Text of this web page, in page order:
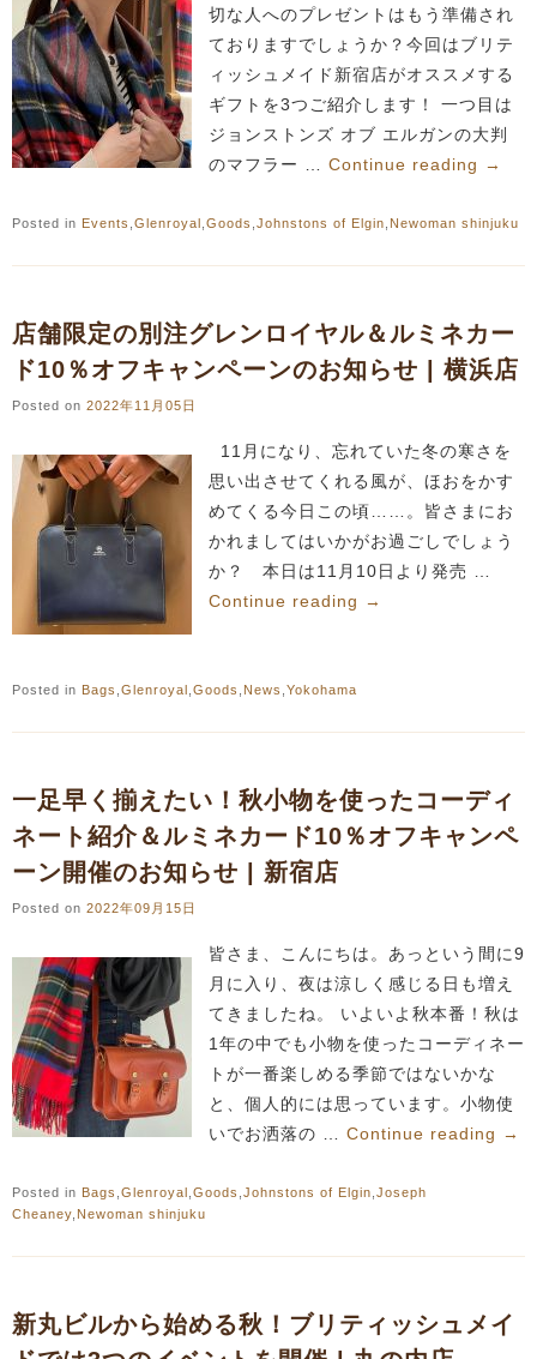
切な人へのプレゼントはもう準備され
ておりますでしょうか？今回はブリテ
ィッシュメイド新宿店がオススメする
ギフトを3つご紹介します！ 一つ目は
ジョンストンズ オブ エルガンの大判
のマフラー … Continue reading →
Posted in Events Glenroyal Goods Johnstons of Elgin Newoman shinjuku
店舗限定の別注グレンロイヤル＆ルミネカー
ド10％オフキャンペーンのお知らせ | 横浜店
Posted on 2022年11月05日
11月になり、忘れていた冬の寒さを
思い出させてくれる風が、ほおをかす
めてくる今日この頃……。皆さまにお
かれましてはいかがお過ごしでしょう
か？ 本日は11月10日より発売 …
Continue reading →
Posted in Bags Glenroyal Goods News Yokohama
一足早く揃えたい！秋小物を使ったコーディ
ネート紹介＆ルミネカード10％オフキャンペ
ーン開催のお知らせ | 新宿店
Posted on 2022年09月15日
皆さま、こんにちは。あっという間に9
月に入り、夜は涼しく感じる日も増え
てきましたね。 いよいよ秋本番！秋は
1年の中でも小物を使ったコーディネー
トが一番楽しめる季節ではないかな
と、個人的には思っています。小物使
いでお洒落の … Continue reading →
Posted in Bags Glenroyal Goods Johnstons of Elgin Joseph
Cheaney Newoman shinjuku
新丸ビルから始める秋！ブリティッシュメイ